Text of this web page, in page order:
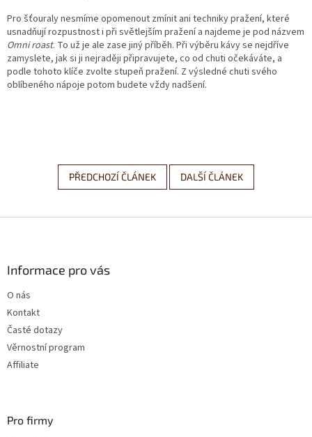
Pro šťouraly nesmíme opomenout zmínit ani techniky pražení, které
usnadňují rozpustnost i při světlejším pražení a najdeme je pod názvem
Omni roast. To už je ale zase jiný příběh. Při výběru kávy se nejdříve
zamyslete, jak si ji nejraději připravujete, co od chuti očekáváte, a
podle tohoto klíče zvolte stupeň pražení. Z výsledné chuti svého
oblíbeného nápoje potom budete vždy nadšení.
PŘEDCHOZÍ ČLÁNEK DALŠÍ ČLÁNEK
Informace pro vás
O nás
Kontakt
Časté dotazy
Věrnostní program
Affiliate
Pro firmy